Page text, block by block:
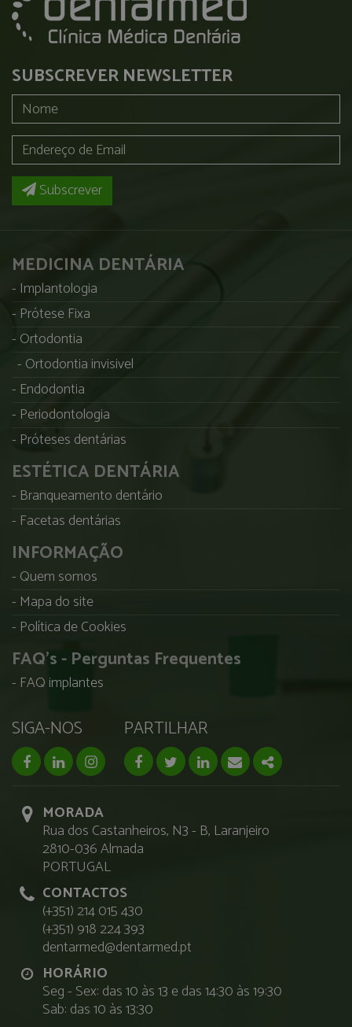
SUBSCREVER NEWSLETTER
Subscrever
MEDICINA DENTÁRIA
Implantologia
Prótese Fixa
Ortodontia
Ortodontia invisivel
Endodontia
Periodontologia
Próteses dentárias
ESTÉTICA DENTÁRIA
Branqueamento dentário
Facetas dentárias
INFORMAÇÃO
Quem somos
Mapa do site
Política de Cookies
FAQ's - Perguntas Frequentes
FAQ implantes
SIGA-NOS
facebook page
linkedin page
instagram page
PARTILHAR
Facebook
TwitterLinkedinEmail Share
MORADA
Rua dos Castanheiros, N3 - B, Laranjeiro
2810-036 Almada
PORTUGAL
CONTACTOS
(+351) 214 015 430
(+351) 918 224 393
dentarmed@dentarmed.pt
HORÁRIO
Seg - Sex: das 10 às 13 e das 14:30 às 19:30
Sab: das 10 às 13:30